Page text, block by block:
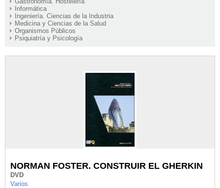
Informática
Ingeniería. Ciencias de la Industria
Medicina y Ciencias de la Salud
Organismos Públicos
Psiquiatría y Psicología
NORMAN FOSTER. CONSTRUIR EL GHERKIN
DVD
Varios